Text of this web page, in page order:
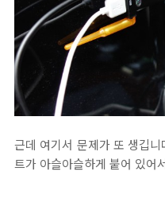
근데 여기서 문제가 또 생깁
트가 아슬아슬하게 붙어 있어